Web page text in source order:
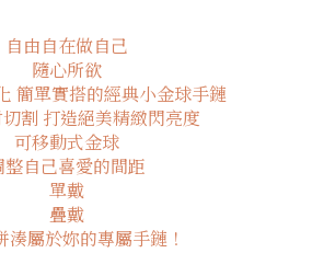
自由自在做自己
隨心所欲
簡單實搭的經典小金球手鏈
割 打造絕美精緻閃亮度
可移動式金球
整自己喜愛的間距
單戴
疊戴
湊屬於妳的專屬手鏈！